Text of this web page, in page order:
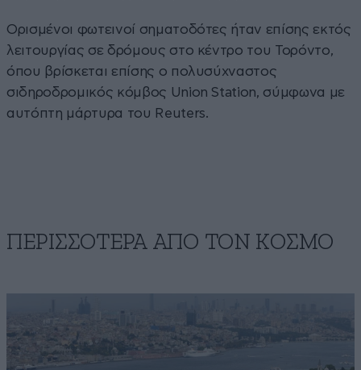
Ορισμένοι φωτεινοί σηματοδότες ήταν επίσης εκτός
λειτουργίας σε δρόμους στο κέντρο του Τορόντο,
όπου βρίσκεται επίσης ο πολυσύχναστος
σιδηροδρομικός κόμβος Union Station, σύμφωνα με
αυτόπτη μάρτυρα του Reuters.
ΠΕΡΙΣΣΟΤΕΡΑ ΑΠΟ ΤΟΝ ΚΟΣΜΟ